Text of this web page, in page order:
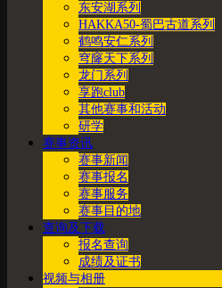
东安湖系列
HAKKA50-蜀巴古道系列
鹤鸣安仁系列
穹窿天下系列
龙门系列
享跑club
其他赛事和活动
研学
赛事资讯
赛事新闻
赛事报名
赛事服务
赛事目的地
查询及下载
报名查询
成绩及证书
视频与相册